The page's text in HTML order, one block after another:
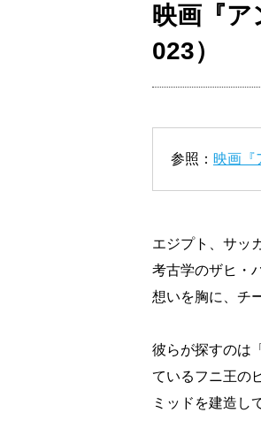
映画『
023）
参照： 映画『
エジプト、サッ
考古学のザヒ・
想いを胸に、チ
彼らが探すのは
ているフニ王の
ミッドを建造し